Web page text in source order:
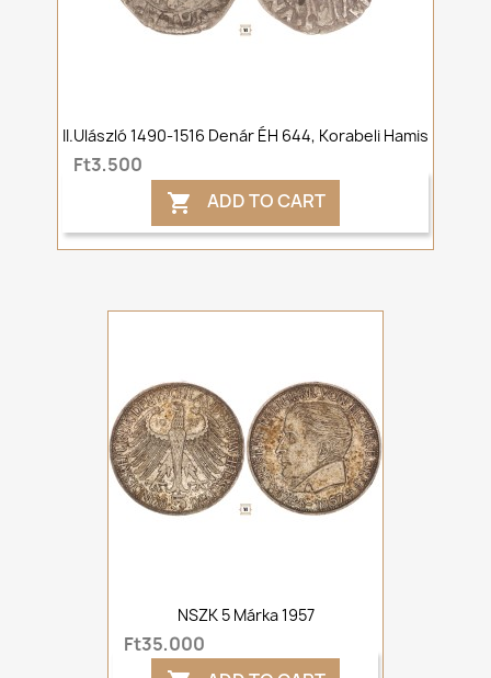
II.Ulászló 1490-1516 Denár ÉH 644, Korabeli Hamis
Ft3,500
 ADD TO CART
NSZK 5 Márka 1957
Ft35,000